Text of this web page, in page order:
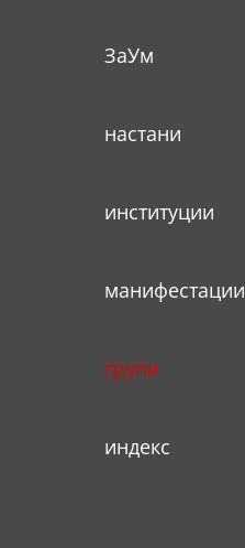
ЗаУм
настани
институции
манифестации
групи
индекс